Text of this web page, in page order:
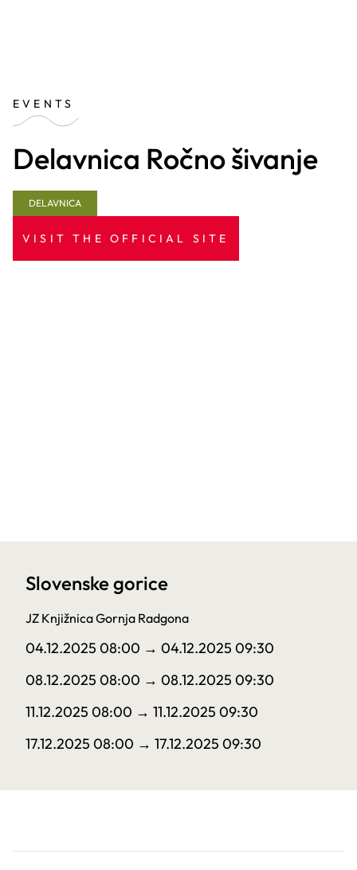
EVENTS
Delavnica Ročno šivanje
DELAVNICA
VISIT THE OFFICIAL SITE
Slovenske gorice
JZ Knjižnica Gornja Radgona
04.12.2025 08:00 → 04.12.2025 09:30
08.12.2025 08:00 → 08.12.2025 09:30
11.12.2025 08:00 → 11.12.2025 09:30
17.12.2025 08:00 → 17.12.2025 09:30